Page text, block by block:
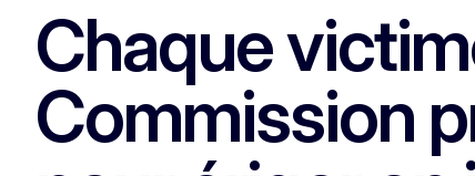
Chaque
Commission